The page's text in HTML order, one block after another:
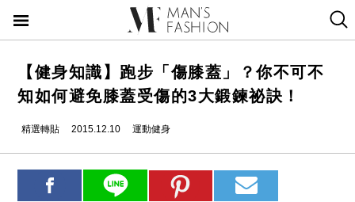
【健身知識】跑步「傷膝蓋」？你不可不
知如何避免膝蓋受傷的3大鍛鍊祕訣！
精選轉貼 2015.12.10 運動健身